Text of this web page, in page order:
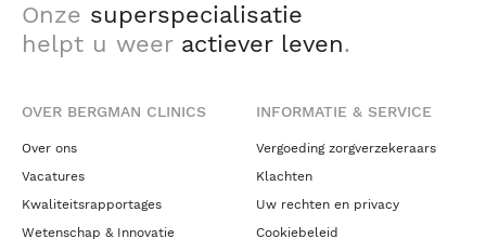
Onze superspecialisatie
helpt u weer actiever leven.
OVER BERGMAN CLINICS
Over ons
Vacatures
Kwaliteitsrapportages
Wetenschap & Innovatie
INFORMATIE & SERVICE
Vergoeding zorgverzekeraars
Klachten
Uw rechten en privacy
Cookiebeleid